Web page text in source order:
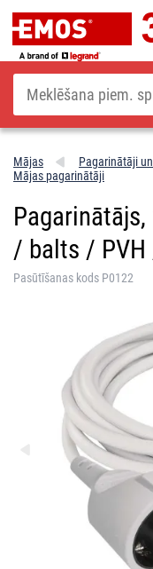
Meklēšana
Mājas
Pagarinātāji
Mājas pagarinātāji
/ balts /
Pasūtīšanas kods P0122